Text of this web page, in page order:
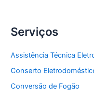
Serviços
Assistência Técnica
Conserto
Conversão de Fogão